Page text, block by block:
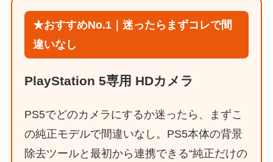
★おすすめNo.1｜迷ったらまずコレで間
違いなし
PlayStation 5専用 HDカメラ
PS5でどのカメラにするか迷ったら、まずこ
の純正モデルで間違いなし。PS5本体の背景
除去ツールと最初から連携できる“純正だけの